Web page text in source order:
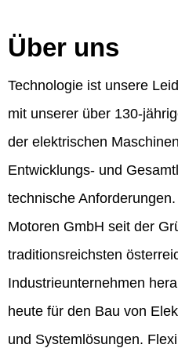
Über uns
Technologie ist unsere
mit unserer über 130-
der elektrischen
Entwicklungs- und
technische
Motoren GmbH seit der
traditionsreichsten
Industrieunternehmen
heute für den Bau von
und Systemlösungen.